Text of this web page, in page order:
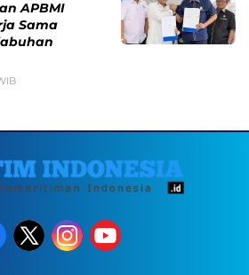
APBMI
Sama